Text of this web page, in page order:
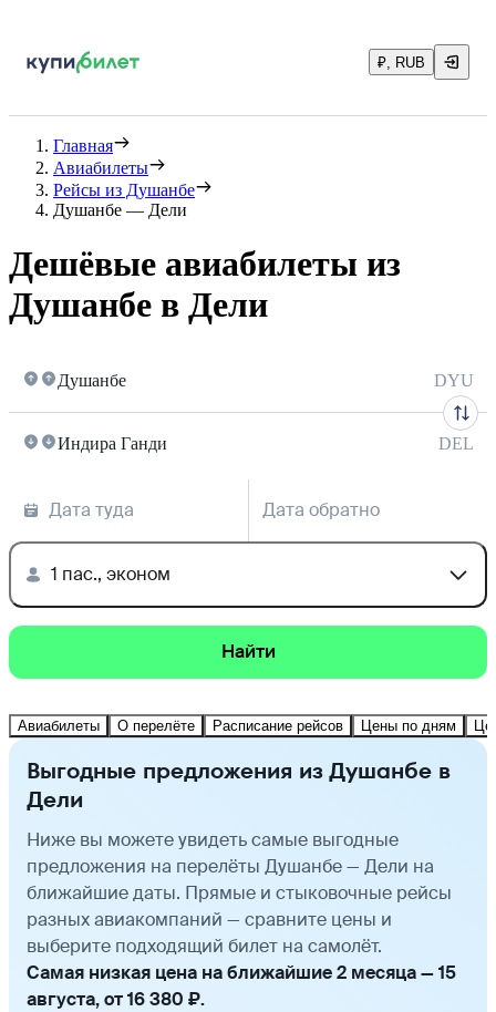
₽, RUB
Главная
Авиабилеты
Рейсы из Душанбе
Душанбе — Дели
Дешёвые авиабилеты из
Душанбе в Дели
Душанбе DYU
Индира Ганди DEL
Дата туда Дата обратно
1 пас., эконом
Найти
Авиабилеты О перелёте Расписание рейсов Цены по дням
Выгодные предложения из Душанбе в
Дели
Ниже вы можете увидеть самые выгодные
предложения на перелёты Душанбе — Дели на
ближайшие даты. Прямые и стыковочные рейсы
разных авиакомпаний — сравните цены и
выберите подходящий билет на самолёт.
Самая низкая цена на ближайшие 2 месяца — 15
августа, от 16 380 ₽.